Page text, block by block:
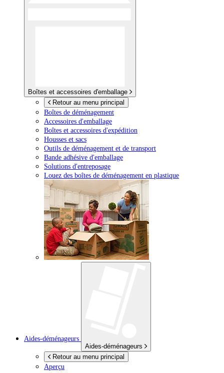
Boîtes et accessoires d'emballage
Retour au menu principal
Boîtes de déménagement
Accessoires d'emballage
Boîtes et accessoires d'expédition
Housses et sacs
Outils de déménagement et de transport
Bande adhésive d'emballage
Solutions d'entreposage
Louez des boîtes de déménagement en plastique
Aides-déménageurs
Aides-déménageurs
Retour au menu principal
Aperçu